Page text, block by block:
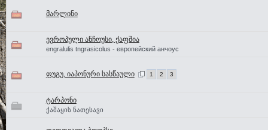
მარლინი
ევროპული ანჩოუსი, ქაფშია
engralulis tngrasicolus - европейский анчоус
ფუგუ, იაპონური სასწაული 1 2 3
ტარპონი
ქაშაყის ნათესავი